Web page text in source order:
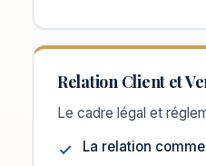
Relation Client et
Le cadre légal et
La relation